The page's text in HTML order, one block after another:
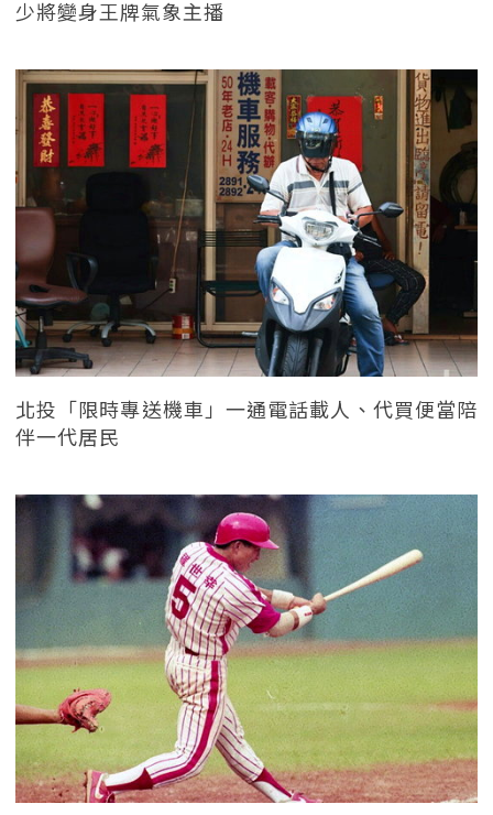
少將變身王牌氣象主播
北投「限時專送機車」一通電話載人、代買便當陪
伴一代居民